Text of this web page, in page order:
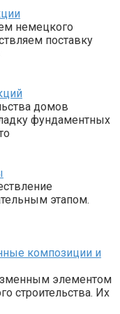
немецкого
поставку
домов
фундаментных
этапом.
композиции и
элементом
строительства. Их